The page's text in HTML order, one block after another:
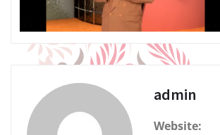
admin
Website: